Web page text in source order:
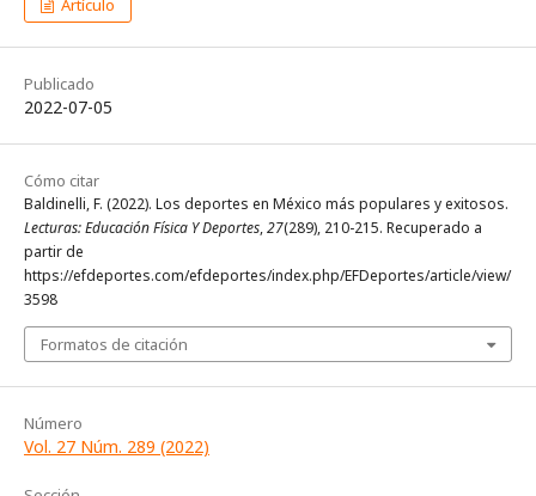
Artículo
Publicado
2022-07-05
Cómo citar
Baldinelli, F. (2022). Los deportes en México más populares y exitosos.
Lecturas: Educación Física Y Deportes,27(289), 210-215. Recuperado a
partir de
https://efdeportes.com/efdeportes/index.php/EFDeportes/article/view/
3598
Formatos de citación
Número
Vol. 27 Núm. 289 (2022)